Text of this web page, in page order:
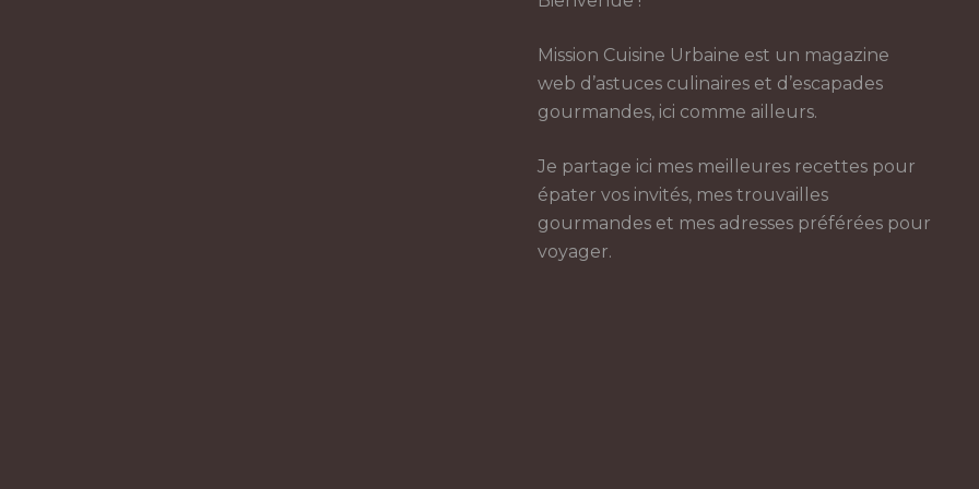
Mission Cuisine Urbaine est un magazine
web d’astuces culinaires et d’escapades
gourmandes, ici comme ailleurs.
Je partage ici mes meilleures recettes pour
épater vos invités, mes trouvailles
gourmandes et mes adresses préférées pour
voyager.